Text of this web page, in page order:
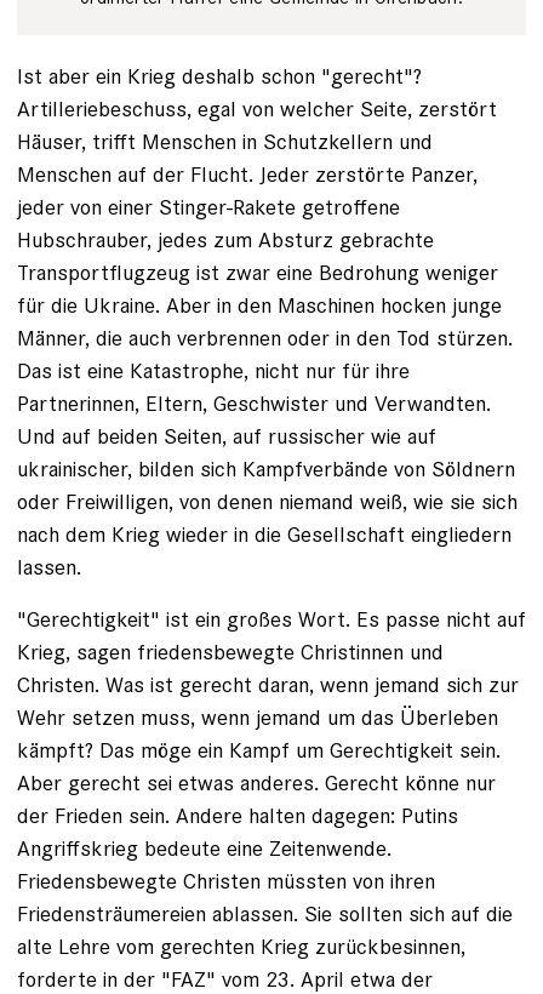
Ist aber ein Krieg deshalb schon "gerecht"?
Artilleriebeschuss, egal von welcher Seite, zerstört
Häuser, trifft Menschen in Schutzkellern und
Menschen auf der Flucht. Jeder zerstörte Panzer,
jeder von einer Stinger-Rakete getroffene
Hubschrauber, jedes zum Absturz gebrachte
Transportflugzeug ist zwar eine Bedrohung weniger
für die Ukraine. Aber in den Maschinen hocken junge
Männer, die auch verbrennen oder in den Tod stürzen.
Das ist eine Katastrophe, nicht nur für ihre
Partnerinnen, Eltern, Geschwister und Verwandten.
Und auf beiden Seiten, auf russischer wie auf
ukrainischer, bilden sich Kampfverbände von Söldnern
oder Freiwilligen, von denen niemand weiß, wie sie sich
nach dem Krieg wieder in die Gesellschaft eingliedern
lassen.
"Gerechtigkeit" ist ein großes Wort. Es passe nicht auf
Krieg, sagen friedensbewegte Christinnen und
Christen. Was ist gerecht daran, wenn jemand sich zur
Wehr setzen muss, wenn jemand um das Überleben
kämpft? Das möge ein Kampf um Gerechtigkeit sein.
Aber gerecht sei etwas anderes. Gerecht könne nur
der Frieden sein. Andere halten dagegen: Putins
Angriffskrieg bedeute eine Zeitenwende.
Friedensbewegte Christen müssten von ihren
Friedensträumereien ablassen. Sie sollten sich auf die
alte Lehre vom gerechten Krieg zurückbesinnen,
forderte in der "FAZ" vom 23. April etwa der